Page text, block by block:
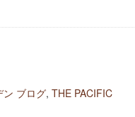
ン ブログ, THE PACIFIC